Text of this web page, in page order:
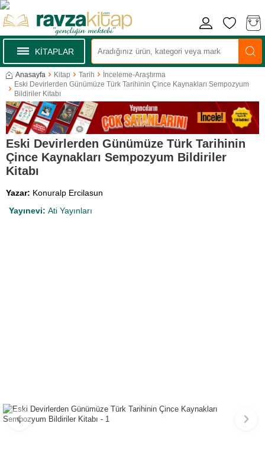
KİTAPLAR
Anasayfa Kitap Tarih
İnceleme-Araştırma
Eski Devirlerden Günümüze Türk Tarihinin Çince Kaynakları Sempozyum
Bildiriler Kitabı
Eski Devirlerden Günümüze Türk Tarihinin
Çince Kaynakları Sempozyum Bildiriler
Kitabı
Yazar: Konuralp Ercilasun
Yayınevi: Ati Yayınları